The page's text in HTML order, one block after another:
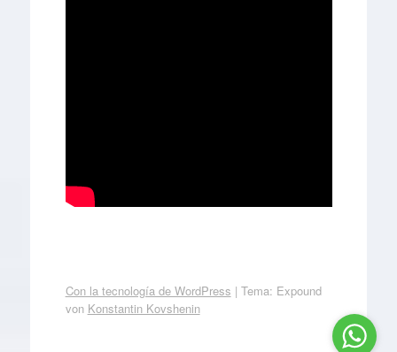
Con la tecnología de WordPress | Tema: Expound
von Konstantin Kovshenin